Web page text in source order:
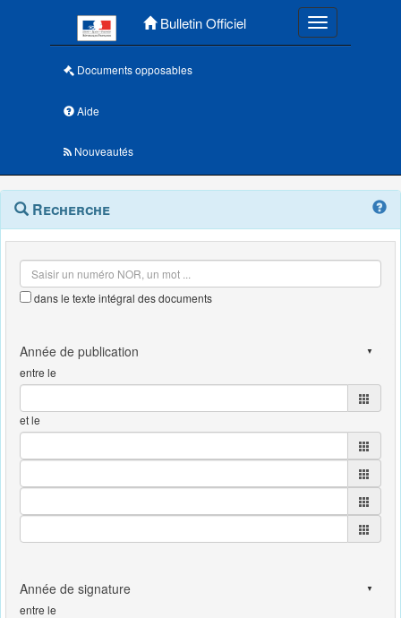
Bulletin Officiel Toggle
Documents opposables
Aide
Nouveautés
Navigation
outils
Menu
contextuel
Recherche
dans le texte intégral des documents
entre le
et le
entre le